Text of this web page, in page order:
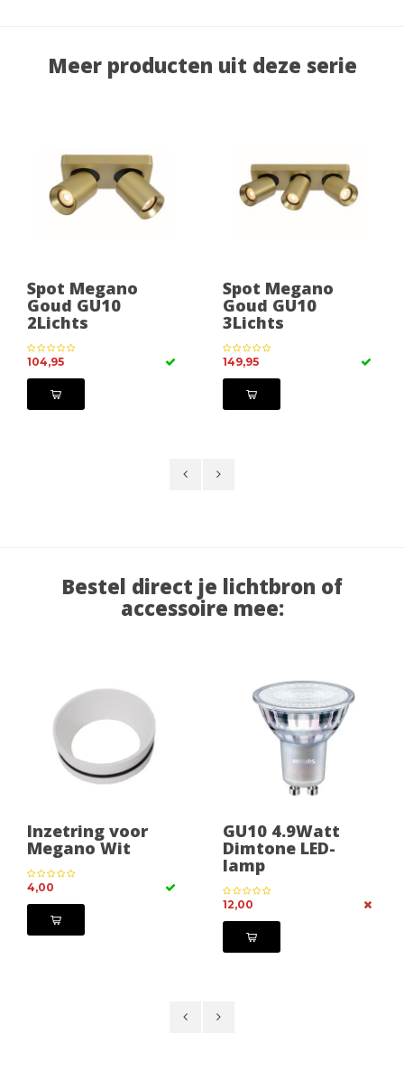
Meer producten uit deze serie
Spot Megano
Goud GU10
2Lichts
104,95
Spot Megano
Goud GU10
3Lichts
149,95
Bestel direct je lichtbron of
accessoire mee:
Inzetring voor
Megano Wit
4,00
GU10 4.9Watt
Dimtone LED-
lamp
12,00